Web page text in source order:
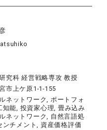
究科 経営戦略専攻 教授
市上ケ原1-1-155
ネットワーク, ポートフォ
知能, 投資家心理, 畳み込み
ネットワーク, 自然言語処
ンチメント, 資産価格評価